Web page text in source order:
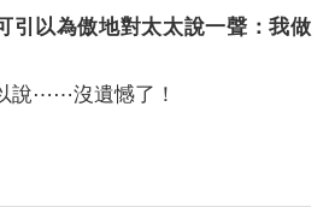
引以為傲地對太太說一聲：我做
說⋯⋯沒遺憾了！